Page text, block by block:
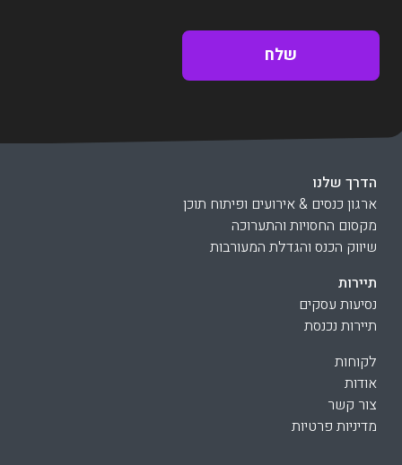
הדרך שלנו
ארגון כנסים & אירועים ופיתוח תוכן
מקסום החסויות והתערוכה
שיווק הכנס והגדלת המעורבות
תיירות
נסיעות עסקים
תיירות נכנסת
לקוחות
אודות
צור קשר
מדיניות פרטיות